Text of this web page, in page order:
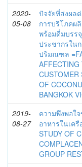
2020-
05-08
ปัจจัยที่ส่งผล
การบริโภคผ
พร้อมดื่มบรร
ประชากรใน
ปริมณฑล
AFFECTING
CUSTOMER
OF
BANGKOK
2019-
08-27
ความพึงพอใ
อาหารในเค
STUDY OF
GROUP